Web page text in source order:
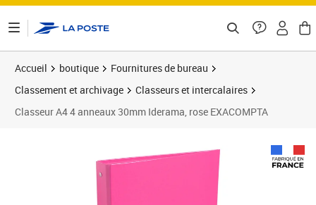
Accueil boutique
Fournitures de bureau
Classement et archivage
Classeurs et intercalaires
Classeur A4 4 anneaux 30mm Iderama, rose EXACOMPTA